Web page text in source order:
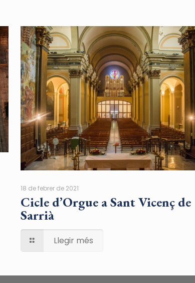
18 de febrer de 2021
Cicle d’Orgue a Sant Vicenç de
Sarrià
Llegir més